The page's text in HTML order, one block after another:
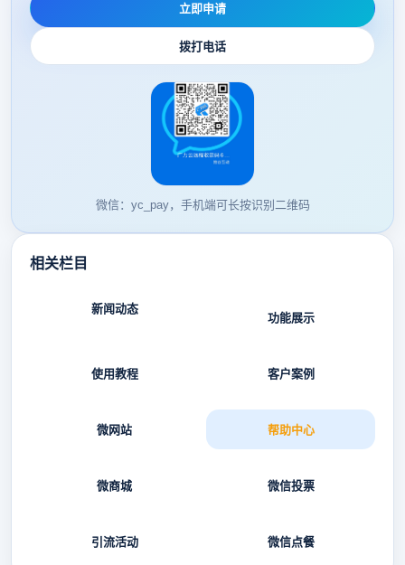
立即申请
拨打电话
微信：yc_pay，手机端可长按识别二维码
相关栏目
新闻动态
功能展示
使用教程 客户案例
微网站 帮助中心
微商城 微信投票
引流活动 微信点餐